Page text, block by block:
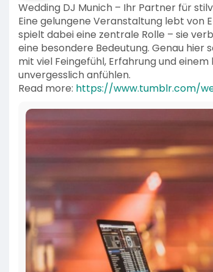
Wedding DJ Munich – Ihr Partner für
Eine gelungene Veranstaltung lebt von
spielt dabei eine zentrale Rolle – sie
eine besondere Bedeutung. Genau hier
mit viel Feingefühl, Erfahrung und
unvergesslich anfühlen.
Read more: https://www.tumblr.com/